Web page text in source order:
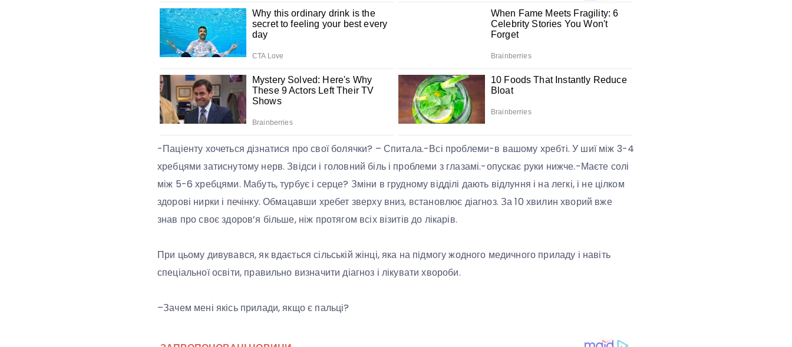
-Паціенту хочеться дізнатися про свої болячки? – Спитала.-Всі проблеми-в вашому хребті. У шиї між 3-4
хребцями затиснутому нерв. Звідси і головний біль і проблеми з глазамі.-опускає руки нижче.-Маєте солі
між 5-6 хребцями. Мабуть, турбує і серце? Зміни в грудному відділі дають відлуння і на легкі, і не цілком
здорові нирки і печінку. Обмацавши хребет зверху вниз, встановлює діагноз. За 10 хвилин хворий вже
знав про своє здоров’я більше, ніж протягом всіх візитів до лікарів.
При цьому дивувався, як вдається сільській жінці, яка на підмогу жодного медичного приладу і навіть
спеціальної освіти, правильно визначити діагноз і лікувати хвороби.
–Зачем мені якісь прилади, якщо є пальці?